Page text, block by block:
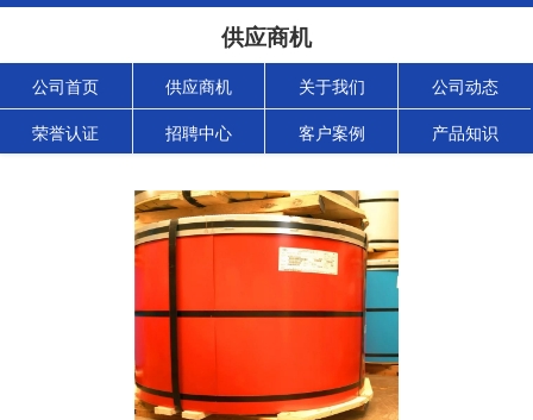
供应商机
公司首页 供应商机 关于我们 公司动态
荣誉认证 招聘中心 客户案例 产品知识